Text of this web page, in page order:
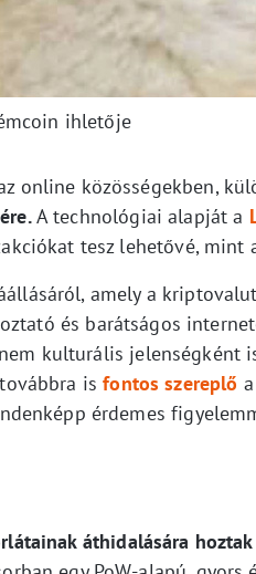
ihletője
online közösségekben,
A technológiai alapját a
tesz lehetővé, mint
amely a
és barátságos
kulturális jelenségként
isfontos szereplő
érdemes
áthidalására